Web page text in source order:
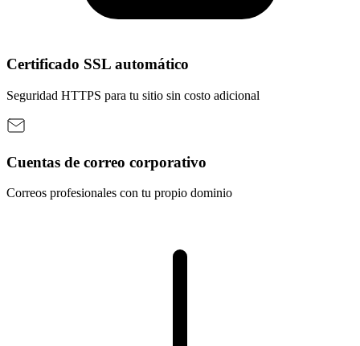
Certificado SSL automático
Seguridad HTTPS para tu sitio sin costo adicional
Cuentas de correo corporativo
Correos profesionales con tu propio dominio